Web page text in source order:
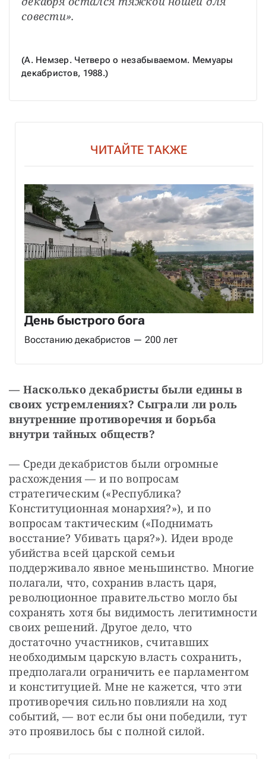
совести».
(А. Немзер. Четверо о незабываемом. Мемуары
декабристов, 1988.)
ЧИТАЙТЕ ТАКЖЕ
День быстрого бога
Восстанию декабристов — 200 лет
— Насколько декабристы были едины в
своих устремлениях? Сыграли ли роль
внутренние противоречия и борьба
внутри тайных обществ?
— Среди декабристов были огромные
расхождения — и по вопросам
стратегическим («Республика?
Конституционная монархия?»), и по
вопросам тактическим («Поднимать
восстание? Убивать царя?»). Идеи вроде
убийства всей царской семьи
поддерживало явное меньшинство. Многие
полагали, что, сохранив власть царя,
революционное правительство могло бы
сохранять хотя бы видимость легитимности
своих решений. Другое дело, что
достаточно участников, считавших
необходимым царскую власть сохранить,
предполагали ограничить ее парламентом
и конституцией. Мне не кажется, что эти
противоречия сильно повлияли на ход
событий, — вот если бы они победили, тут
это проявилось бы с полной силой.